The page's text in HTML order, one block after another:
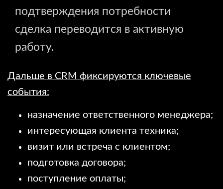
подтверждения потребности
сделка переводится в активную
работу.
Дальше в CRM фиксируются ключевые
события:
назначение ответственного менеджера;
интересующая клиента техника;
визит или встреча с клиентом;
подготовка договора;
поступление оплаты;